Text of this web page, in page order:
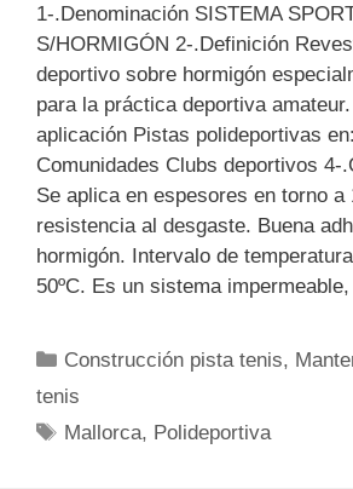
1-.Denominación SISTEMA
S/HORMIGÓN 2-.Definición
deportivo sobre hormigón
para la práctica deportiva
aplicación Pistas polideportivas
Comunidades Clubs deportivos 4-
Se aplica en espesores en torno a
resistencia al desgaste. Buena
hormigón. Intervalo de
50ºC. Es un sistema
Categorías
Construcción pista tenis,
tenis
Etiquetas
Mallorca, Polideportiva